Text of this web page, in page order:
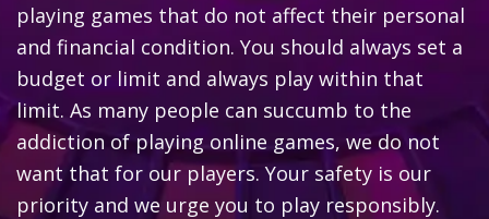
playing games that do not affect their personal
and financial condition. You should always set a
budget or limit and always play within that
limit. As many people can succumb to the
addiction of playing online games, we do not
want that for our players. Your safety is our
priority and we urge you to play responsibly.